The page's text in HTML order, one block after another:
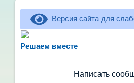
Версия сайта для
Решаем вместерассказать о
Написать